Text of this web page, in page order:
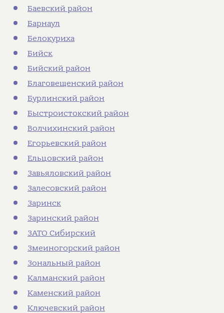
Баевский район
Барнаул
Белокуриха
Бийск
Бийский район
Благовещенский район
Бурлинский район
Быстроистокский район
Волчихинский район
Егорьевский район
Ельцовский район
Завьяловский район
Залесовский район
Заринск
Заринский район
ЗАТО Сибирский
Змеиногорский район
Зональный район
Калманский район
Каменский район
Ключевский район